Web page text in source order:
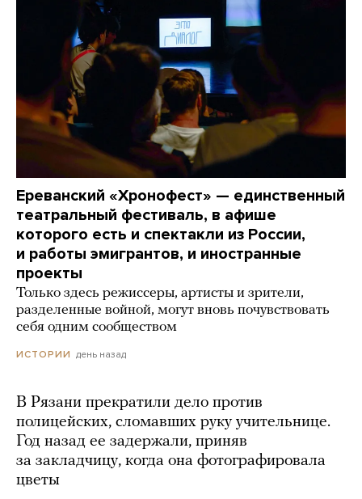
Ереванский «Хронофест» — единственный
театральный фестиваль, в афише
которого есть и спектакли из России,
и работы эмигрантов, и иностранные
проекты
Только здесь режиссеры, артисты и зрители,
разделенные войной, могут вновь почувствовать
себя одним сообществом
ИСТОРИИ день назад
В Рязани прекратили дело против
полицейских, сломавших руку учительнице.
Год назад ее задержали, приняв
за закладчицу, когда она фотографировала
цветы